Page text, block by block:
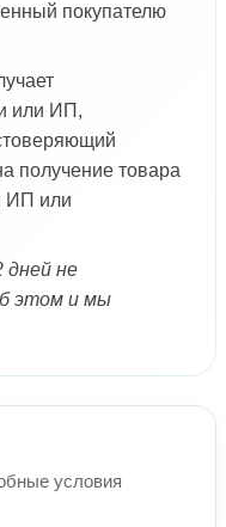
покупателю
или ИП,
получение товара
ИП или
дней не
этом и мы
условия